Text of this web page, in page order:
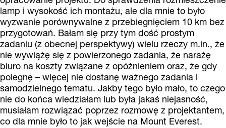
lamp i wysokość ich montażu, ale dla mnie to było
wyzwanie porównywalne z przebiegnięciem 10 km bez
przygotowań. Bałam się przy tym dość prostym
zadaniu (z obecnej perspektywy) wielu rzeczy m.in., że
nie wywiążę się z powierzonego zadania, że narażę
biuro na koszty związane z opóźnieniem oraz, że gdy
polegnę – więcej nie dostanę ważnego zadania i
samodzielnego tematu. Jakby tego było mało, to czego
nie do końca wiedziałam lub była jakaś niejasność,
musiałam rozwiązać poprzez rozmowę z projektantem,
co dla mnie było to jak wejście na Mount Everest.